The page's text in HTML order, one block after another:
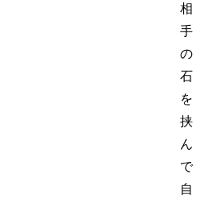
相
手
の
石
を
挟
ん
で
自